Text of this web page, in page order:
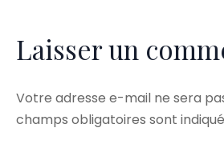
Laisser un
Votre adresse e-mail ne sera
champs obligatoires sont